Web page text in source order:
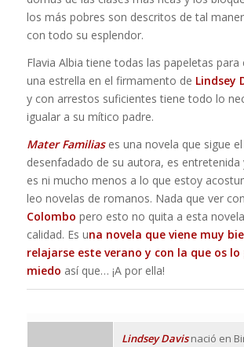
los más pobres son descritos de tal
con todo su esplendor.
Flavia Albia tiene todas las papeletas para
una estrella en el firmamento de Lindsey
y con arrestos suficientes tiene todo lo
igualar a su mítico padre.
Mater Familiases una novela que sigue
desenfadado de su autora, es entretenida
es ni mucho menos a lo que estoy
leo novelas de romanos. Nada que ver con
Colombo pero esto no quita a esta
calidad. Es una novela que viene muy
relajarse este verano y con la que os lo
miedo así que… ¡A por ella!
Lindsey Davisnació en